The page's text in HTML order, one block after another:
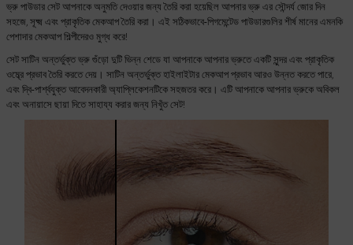
ভ্রু পাউডার সেট আপনাকে অনুমতি দেওয়ার জন্য তৈরি করা হয়েছিল আপনার ভ্রু এর সৌন্দর্য জোর দিন
সহজে, সূক্ষ্ম এবং প্রাকৃতিক মেকআপ তৈরি করা। এই সঠিকভাবে-পিগমেন্টেড পাউডারগুলির শীর্ষ মানের এমনকি
পেশাদার মেকআপ শিল্পীদেরও মুগ্ধ করে!
সেট সাটিন অন্তর্ভুক্ত ভ্রু গুঁড়ো দুটি ভিন্ন শেডে যা আপনাকে আপনার ভ্রুতে একটি সুন্দর এবং প্রাকৃতিক
ওম্ব্রে প্রভাব তৈরি করতে দেয়। সাটিন অন্তর্ভুক্ত হাইলাইটার মেকআপ প্রভাব আরও উন্নত করতে পারে,
এবং দ্বি-পার্শ্বযুক্ত আবেদনকারী অ্যাপ্লিকেশনটিকে সহজতর করে। এটি আপনাকে আপনার ভ্রুকে অবিকল
এবং অনায়াসে ছায়া দিতে সাহায্য করার জন্য নিখুঁত সেট!